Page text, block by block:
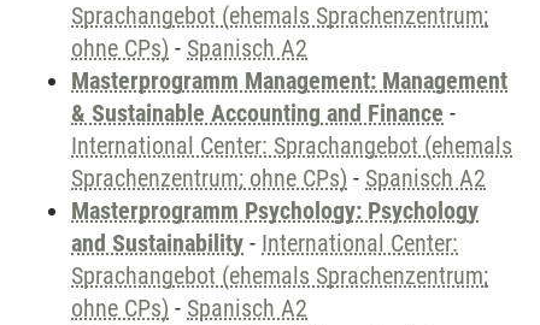
Sprachangebot (ehemals Sprachenzentrum;
ohne CPs) - Spanisch A2
Masterprogramm Management: Management
& Sustainable Accounting and Finance -
International Center: Sprachangebot (ehemals
Sprachenzentrum; ohne CPs) - Spanisch A2
Masterprogramm Psychology: Psychology
and Sustainability - International Center:
Sprachangebot (ehemals Sprachenzentrum;
ohne CPs) - Spanisch A2